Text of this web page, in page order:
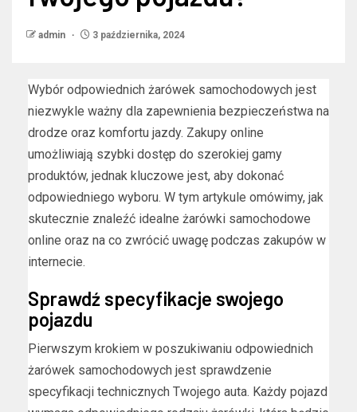
admin 3 października, 2024
Wybór odpowiednich żarówek samochodowych jest
niezwykle ważny dla zapewnienia bezpieczeństwa na
drodze oraz komfortu jazdy. Zakupy online
umożliwiają szybki dostęp do szerokiej gamy
produktów, jednak kluczowe jest, aby dokonać
odpowiedniego wyboru. W tym artykule omówimy, jak
skutecznie znaleźć idealne żarówki samochodowe
online oraz na co zwrócić uwagę podczas zakupów w
internecie.
Sprawdź specyfikacje swojego
pojazdu
Pierwszym krokiem w poszukiwaniu odpowiednich
żarówek samochodowych jest sprawdzenie
specyfikacji technicznych Twojego auta. Każdy pojazd